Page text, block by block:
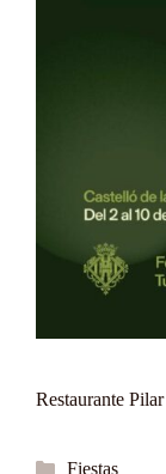
Restaurante
Categorías
Fiestas